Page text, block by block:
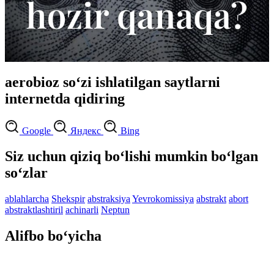
aerobioz so‘zi ishlatilgan saytlarni
internetda qidiring
Google Яндекс Bing
Siz uchun qiziq bo‘lishi mumkin bo‘lgan
so‘zlar
ablahlarcha Shekspir abstraksiya Yevrokomissiya abstrakt abort
abstraktlashtiril achinarli Neptun
Alifbo bo‘yicha